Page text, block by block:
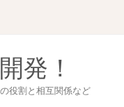
発！
役割と相互関係など